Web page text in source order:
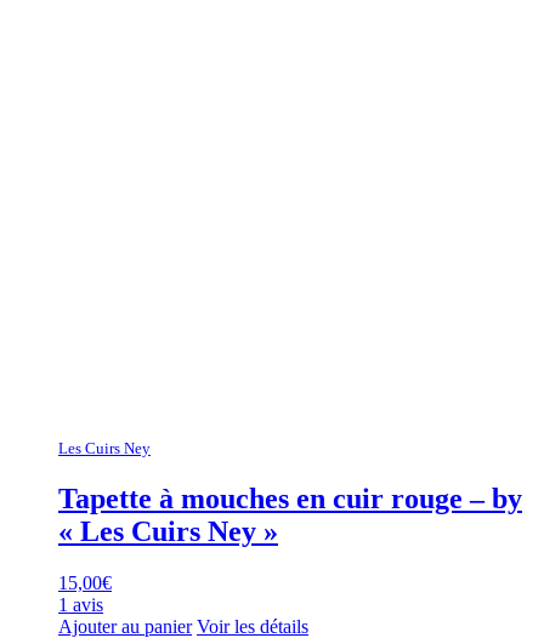
Les Cuirs Ney
Tapette à mouches en cuir rouge – by
« Les Cuirs Ney »
15,00€
1 avis
Ajouter au panier Voir les détails